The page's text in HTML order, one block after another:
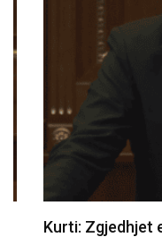
Kurti: Zgjedhjet